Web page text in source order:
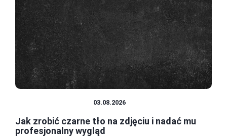
03.08.2026
Jak zrobić czarne tło na zdjęciu i nadać mu
profesjonalny wygląd